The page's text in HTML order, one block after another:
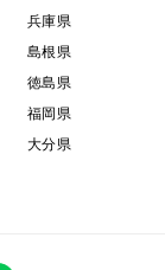
兵庫県
島根県
徳島県
福岡県
大分県